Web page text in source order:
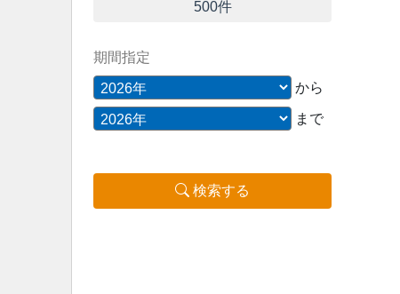
500件
期間指定
から
まで
検索する